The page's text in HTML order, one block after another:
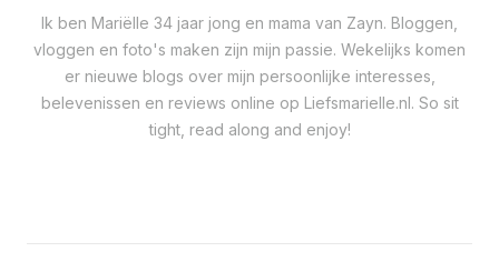
Ik ben Mariëlle 34 jaar jong en mama van Zayn. Bloggen,
vloggen en foto's maken zijn mijn passie. Wekelijks komen
er nieuwe blogs over mijn persoonlijke interesses,
belevenissen en reviews online op Liefsmarielle.nl. So sit
tight, read along and enjoy!